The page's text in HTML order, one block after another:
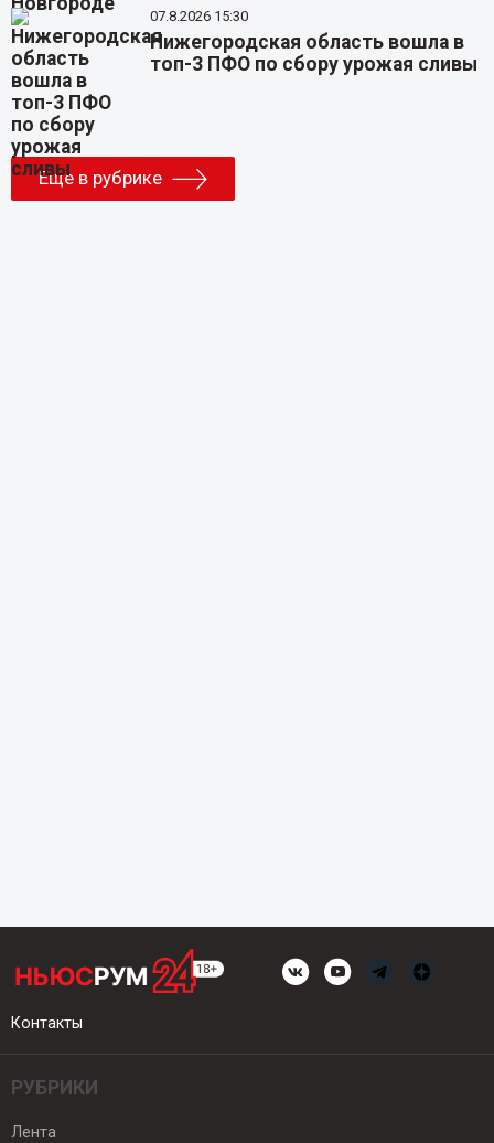
07.8.2026 15:30
Нижегородская область вошла в
топ-3 ПФО по сбору урожая сливы
Еще в рубрике
Контакты
РУБРИКИ
Лента